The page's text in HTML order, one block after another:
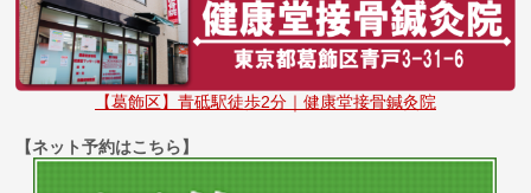
【葛飾区】青砥駅徒歩2分｜健康堂接骨鍼灸院
【ネット予約はこちら】